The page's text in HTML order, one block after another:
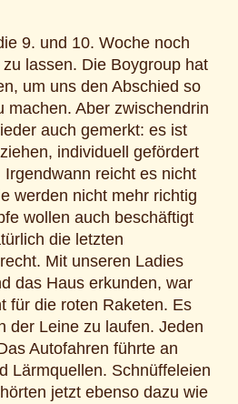
9. und 10. Woche noch
lassen. Die Boygroup hat
um uns den Abschied so
machen. Aber zwischendrin
auch gemerkt: es ist
individuell gefördert
reicht es nicht
werden nicht mehr richtig
wollen auch beschäftigt
die letzten
Mit unseren Ladies
das Haus erkunden, war
für die roten Raketen. Es
der Leine zu laufen. Jeden
Autofahren führte an
Lärmquellen. Schnüffeleien
jetzt ebenso dazu wie